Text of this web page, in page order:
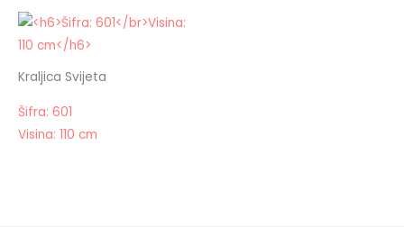
Kraljica Svijeta
Šifra: 601
Visina: 110 cm